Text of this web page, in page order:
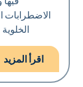
الاضطرابات
اقرأ المزيد